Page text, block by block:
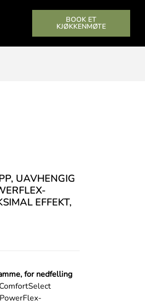
BOOK ET
KJØKKENMØTE
UAVHENGIG
EFFEKT,
for nedfelling
PowerFlex-